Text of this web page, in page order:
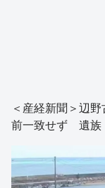
＜産経新聞＞辺
前一致せず 遺族